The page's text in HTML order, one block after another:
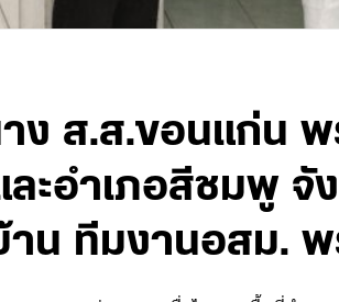
ส.ส.ขอนแก่น พ
ะอำเภอสีชมพู จั
าน ทีมงานอสม.